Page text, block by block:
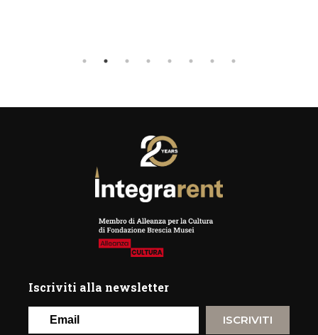
Iscriviti alla newsletter
ISCRIVITI